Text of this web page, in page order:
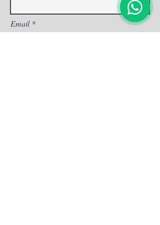
Email